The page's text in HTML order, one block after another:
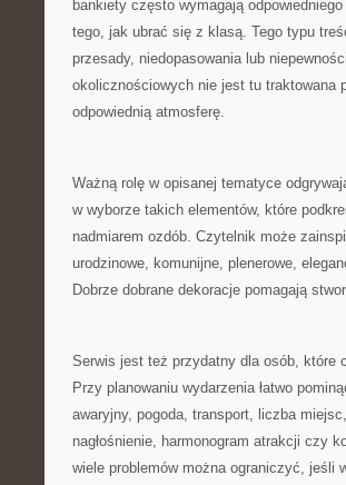
bankiety często wymagają
tego, jak ubrać się z klasą. Tego typu
przesady, niedopasowania lub
okolicznościowych nie jest tu traktowana
odpowiednią atmosferę.
Ważną rolę w opisanej tematyce
w wyborze takich elementów, które
nadmiarem ozdób. Czytelnik może
urodzinowe, komunijne, plenerowe,
Dobrze dobrane dekoracje pomagają
Serwis jest też przydatny dla osób, które
Przy planowaniu wydarzenia łatwo
awaryjny, pogoda, transport, liczba
nagłośnienie, harmonogram atrakcji czy
wiele problemów można ograniczyć, jeśli